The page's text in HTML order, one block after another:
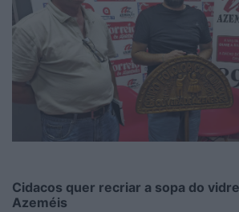
Cidacos quer recriar a sopa do
Azeméis